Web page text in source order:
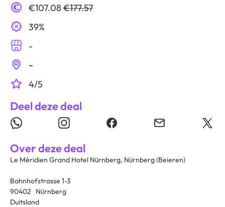
€107.08 €177.57
39%
-
-
4/5
Deel deze deal
Over deze deal
Le Méridien Grand Hotel Nürnberg, Nürnberg (Beieren)
Bahnhofstrasse 1-3
90402 Nürnberg
Duitsland